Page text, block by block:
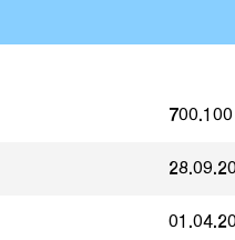
700.100